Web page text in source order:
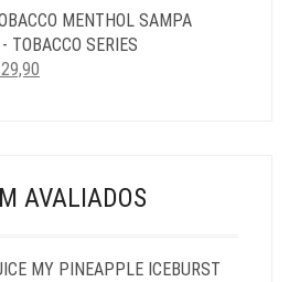
ATUAL
É:
MENTHOL SAMPA
TOBACCO SERIES
29,90
AVALIADOS
MY PINEAPPLE ICEBURST